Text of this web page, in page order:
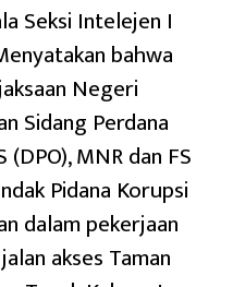
Seksi Intelejen I
bahwa
Negeri
Sidang Perdana
MNR dan FS
Pidana Korupsi
dalam pekerjaan
akses Taman